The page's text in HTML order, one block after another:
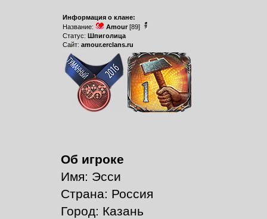
Информация о клане:
Название:
Amour[89]
Статус: Шпиголица
Сайт: amour.erclans.ru
Об игроке
Имя: Эсси
Страна: Россия
Город: Казань